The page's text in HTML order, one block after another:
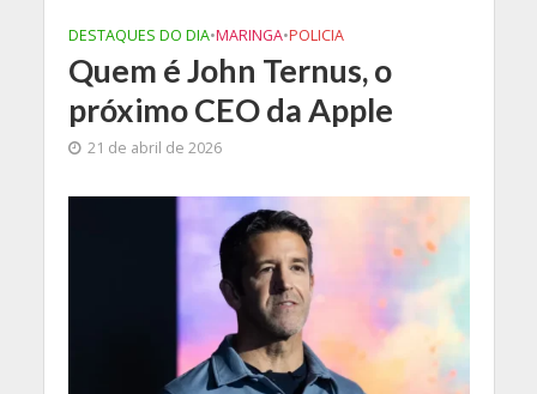
DESTAQUES DO DIA•MARINGA•POLICIA
Quem é John Ternus, o
próximo CEO da Apple
21 de abril de 2026